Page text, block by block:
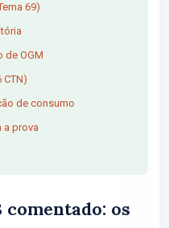
69)
de OGM
CTN)
de consumo
a prova
os